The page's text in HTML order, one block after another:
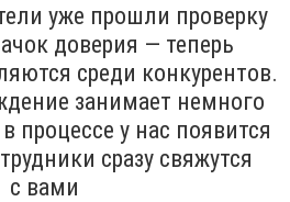
уже прошли проверку
доверия — теперь
среди конкурентов.
занимает немного
процессе у нас появится
сразу свяжутся
с вами